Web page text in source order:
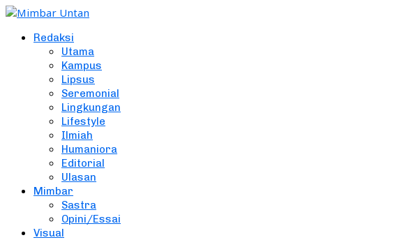
Redaksi
Utama
Kampus
Lipsus
Seremonial
Lingkungan
Lifestyle
Ilmiah
Humaniora
Editorial
Ulasan
Mimbar
Sastra
Opini/Essai
Visual